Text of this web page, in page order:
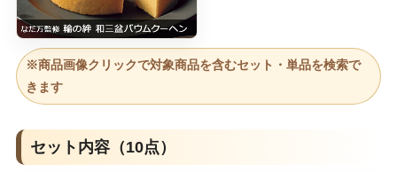
※商品画像クリックで対象商品を含むセット・単品を検索で
きます
セット内容（10点）